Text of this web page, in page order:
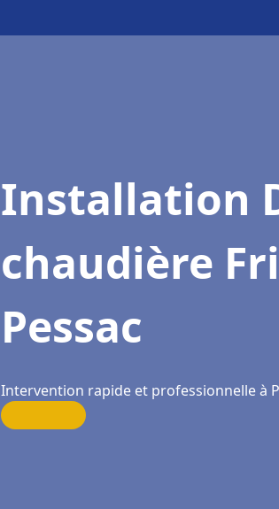
Installation
chaudière
Pessac
Intervention rapide et professionnelle à